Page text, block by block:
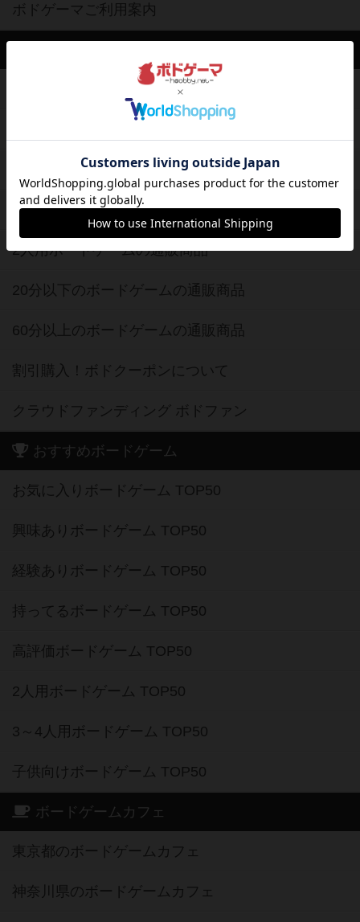
ボドゲーマご利用案内
国産ボードゲームの通販商品
子供向けボードゲームの通販商品
2人用ボードゲームの通販商品
20分以下のボードゲームの通販商品
60分以上のボードゲームの通販商品
割引購入！ボドクーポンについて
クラウドファンディング ボドファン
おすすめボードゲーム
お気に入りボードゲーム TOP50
興味ありボードゲーム TOP50
経験ありボードゲーム TOP50
持ってるボードゲーム TOP50
高評価ボードゲーム TOP50
2人用ボードゲーム TOP50
3～4人用ボードゲーム TOP50
子供向けボードゲーム TOP50
ボードゲームカフェ
東京都のボードゲームカフェ
神奈川県のボードゲームカフェ